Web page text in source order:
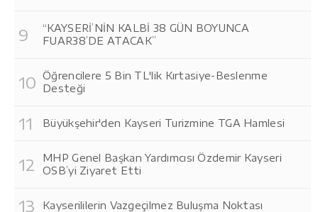
“KAYSERİ’NİN KALBİ 38 GÜN BOYUNCA
FUAR38’DE ATACAK”
Öğrencilere 5 Bin TL'lik Kırtasiye-Beslenme
Desteği
Büyükşehir'den Kayseri Turizmine TGA Hamlesi
MHP Genel Başkan Yardımcısı Özdemir Kayseri
OSB’yi Ziyaret Etti
Kayserililerin Vazgeçilmez Buluşma Noktası